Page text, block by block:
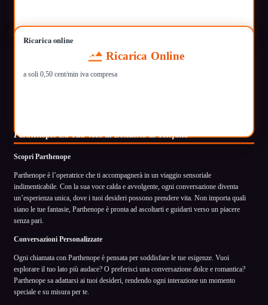
Ricarica online
Ricarica Online
a soli 0,50 cent/min iva compresa
Parthenope: La Tua Voce di Desiderio al Telefono
Scopri Parthenope
Parthenope è l’operatrice che ti accompagnerà in un viaggio sensoriale
indimenticabile. Con la sua voce calda e avvolgente, ogni conversazione diventa
un’esperienza unica, dove i tuoi desideri possono prendere vita. Non importa quali
siano le tue fantasie, Parthenope è pronta ad ascoltarti e guidarti verso un piacere
senza pari.
Conversazioni Personalizzate
Ogni chiamata con Parthenope è pensata per soddisfare le tue esigenze. Vuoi
esplorare il tuo lato più audace? O preferisci una conversazione dolce e romantica?
Parthenope sa adattarsi ai tuoi desideri, rendendo ogni interazione un momento
speciale e su misura per te.